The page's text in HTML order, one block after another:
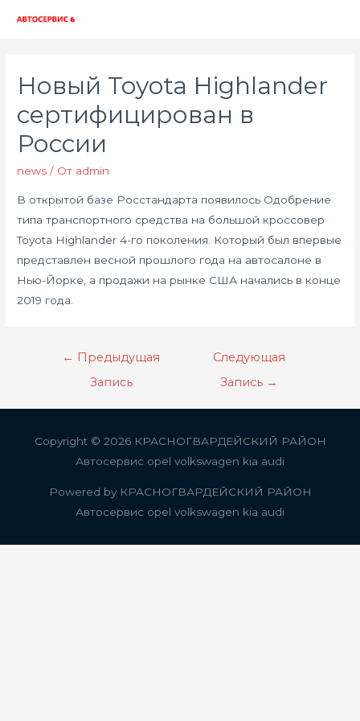
Новый Toyota Highlander
сертифицирован в
России
news / От admin
В открытой базе Росстандарта появилось Одобрение
типа транспортного средства на большой кроссовер
Toyota Highlander 4-го поколения. Который был впервые
представлен весной прошлого года на автосалоне в
Нью-Йорке, а продажи на рынке США начались в конце
2019 года.
Навигация
записям
← Предыдущая
Запись
Следующая
Запись →
Copyright © 2026 КРАСНОГВАРДЕЙСКИЙ РАЙОН
Автосервис opel volkswagen kia audi
Powered by КРАСНОГВАРДЕЙСКИЙ РАЙОН
Автосервис opel volkswagen kia audi